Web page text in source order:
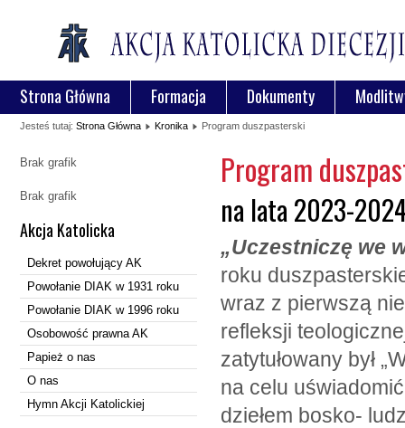
Strona Główna Formacja Dokumenty
Jesteś tutaj: Strona Główna Kronika Program duszpasterski
Brak grafik
Brak grafik
Akcja Katolicka
Dekret powołujący AK
Powołanie DIAK w 1931 roku
Powołanie DIAK w 1996 roku
Osobowość prawna AK
Papież o nas
O nas
Hymn Akcji Katolickiej
Program
na lata 2023-
„Uczestniczę we
roku
wraz z pierwszą
refleksji
zatytułowany był
na celu
dziełem bosko-